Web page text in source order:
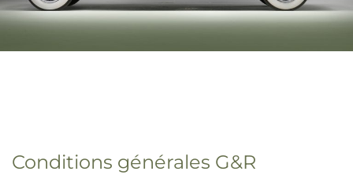
Conditions générales G&R